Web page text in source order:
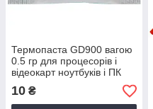
Термопаста GD900 вагою
0.5 гр для процесорів і
відеокарт ноутбуків і ПК
10 ₴